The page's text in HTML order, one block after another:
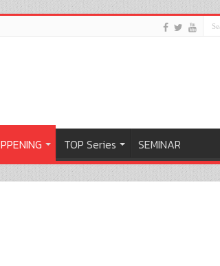
TOP Series SEMINAR